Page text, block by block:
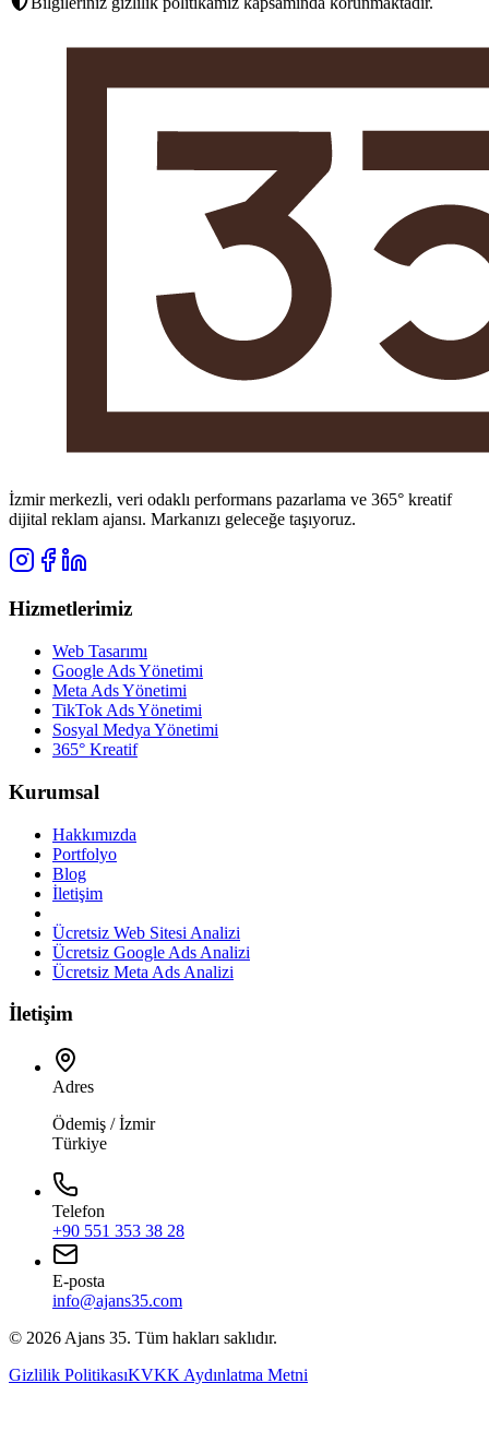
İzmir merkezli, veri odaklı performans pazarlama ve 365° kreatif
dijital reklam ajansı. Markanızı geleceğe taşıyoruz.
Hizmetlerimiz
Web Tasarımı
Google Ads Yönetimi
Meta Ads Yönetimi
TikTok Ads Yönetimi
Sosyal Medya Yönetimi
365° Kreatif
Kurumsal
Hakkımızda
Portfolyo
Blog
İletişim
Ücretsiz Web Sitesi Analizi
Ücretsiz Google Ads Analizi
Ücretsiz Meta Ads Analizi
İletişim
Adres
Ödemiş / İzmir
Türkiye
Telefon
+90 551 353 38 28
E-posta
info@ajans35.com
© 2026 Ajans 35. Tüm hakları saklıdır.
Gizlilik PolitikasıKVKK Aydınlatma Metni